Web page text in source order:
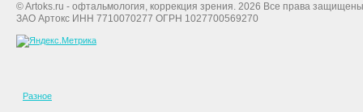
© Artoks.ru - офтальмология, коррекция зрения. 2026 Все права
ЗАО Артокс ИНН 7710070277 ОГРН 1027700569270
Разное